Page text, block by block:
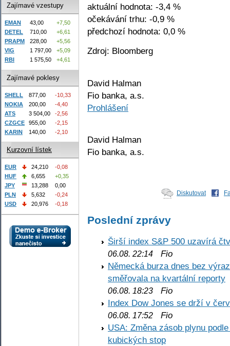
aktuální hodnota: -3,4 %
očekávání trhu: -0,9 %
předchozí hodnota: 0,0 %
Zdroj: Bloomberg
David Halman
Fio banka, a.s.
Prohlášení
David Halman
Fio banka, a.s.
Diskutovat
Poslední zprávy
Širší index S&P 500 uzavírá
06.08. 22:14 Fio
Německá burza dnes bez
směřovala na kvartální reporty
06.08. 18:23 Fio
Index Dow Jones se drží v
06.08. 17:52 Fio
USA: Změna zásob plynu
kubických stop
Zajímavé vzestupy
EMAN 43,00
+7,50
DETEL
710,00
+6,61
PRAPM
228,00
+5,56
VIG
1 797,00
+5,09
RBI
1 575,50 +4,61
Zajímavé poklesy
SHELL 877,00
-10,33
NOKIA
200,00
-4,40
ATS
3 504,00
-2,56
CZGCE
955,00
-2,15
KARIN
140,00 -2,10
Kurzovní lístek
EUR 24,210
-0,08
HUF
6,655
+0,35
JPY
13,288
0,00
PLN
5,632
-0,24
USD
20,976 -0,18